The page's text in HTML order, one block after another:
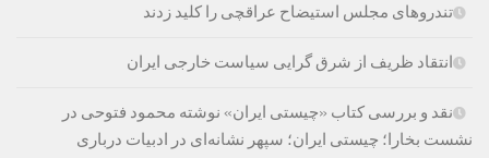
تندروهای مجلس استیضاح عراقچی را کلید زدند
انتقاد ظریف از شرق گرایی سیاست خارجی ایران
نقد و بررسی کتاب «چیستی ایران» نوشته محمود فتوحی در
نشست بخارا؛ چیستی ایران؛ سپهر نشانه‌ای در ادبیات درباری